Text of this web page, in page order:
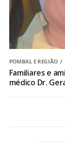
POMBAL E REGIÃO
Familiares e
médico Dr.